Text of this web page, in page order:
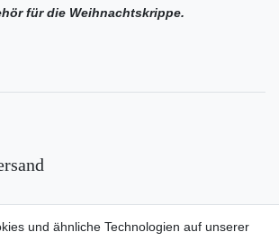
für die Weihnachtskrippe.
und ähnliche Technologien auf unserer